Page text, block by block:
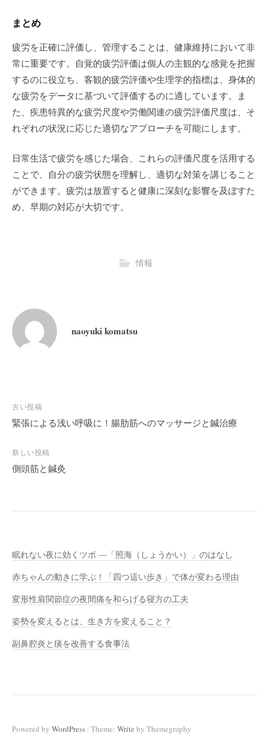
まとめ
疲労を正確に評価し、管理することは、健康維持において非
常に重要です。自覚的疲労評価は個人の主観的な感覚を把握
するのに役立ち、客観的疲労評価や生理学的指標は、身体的
な疲労をデータに基づいて評価するのに適しています。ま
た、疾患特異的な疲労尺度や労働関連の疲労評価尺度は、そ
れぞれの状況に応じた適切なアプローチを可能にします。
日常生活で疲労を感じた場合、これらの評価尺度を活用する
ことで、自分の疲労状態を理解し、適切な対策を講じること
ができます。疲労は放置すると健康に深刻な影響を及ぼすた
め、早期の対応が大切です。
情報
naoyuki komatsu
投
稿
ビ
ゲ
古い投稿
緊張による浅い呼吸に！腸肋筋へのマッサージと鍼治療
新しい投稿
側頭筋と鍼灸
眠れない夜に効くツボ ―「照海（しょうかい）」のはなし
赤ちゃんの動きに学ぶ！「四つ這い歩き」で体が変わる理由
変形性肩関節症の夜間痛を和らげる寝方の工夫
姿勢を変えるとは、生き方を変えること？
副鼻腔炎と痰を改善する食事法
Powered by WordPress | Theme: Write by Themegraphy